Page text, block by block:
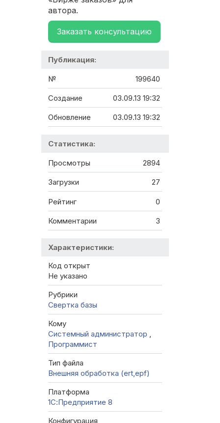
автора.
Заказать консультацию
Публикация:
№ 199640
Создание 03.09.13 19:32
Обновление 03.09.13 19:32
Статистика:
Просмотры 2894
Загрузки 27
Рейтинг 0
Комментарии 3
Характеристики:
Код открыт
Не указано
Рубрики
Свертка базы
Кому
Системный администратор ,
Программист
Тип файла
Внешняя обработка (ert,epf)
Платформа
1С:Предприятие 8
Конфигурация